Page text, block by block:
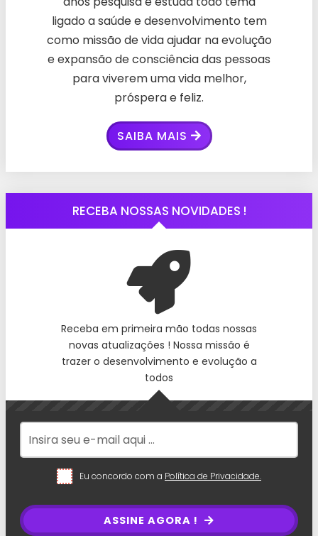
ligado a saúde e desenvolvimento tem
como missão de vida ajudar na evolução
e expansão de consciência das pessoas
para viverem uma vida melhor,
próspera e feliz.
SAIBA MAIS
RECEBA NOSSAS NOVIDADES !
Receba em primeira mão todas nossas
novas atualizações ! Nossa missão é
trazer o desenvolvimento e evolução a
todos
Eu concordo com a Política de Privacidade.
ASSINE AGORA !